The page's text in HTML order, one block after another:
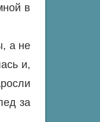
в
а не
и,
за